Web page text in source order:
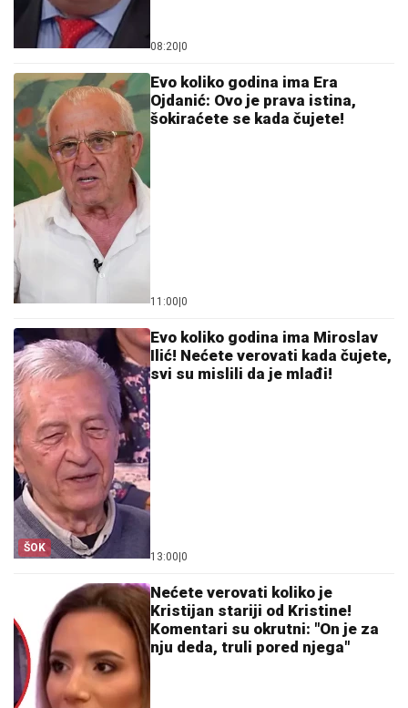
08:20|0
Evo koliko godina ima Era
Ojdanić: Ovo je prava istina,
šokiraćete se kada čujete!
11:00|0
ŠOK
Evo koliko godina ima Miroslav
Ilić! Nećete verovati kada čujete,
svi su mislili da je mlađi!
13:00|0
Nećete verovati koliko je
Kristijan stariji od Kristine!
Komentari su okrutni: "On je za
nju deda, truli pored njega"